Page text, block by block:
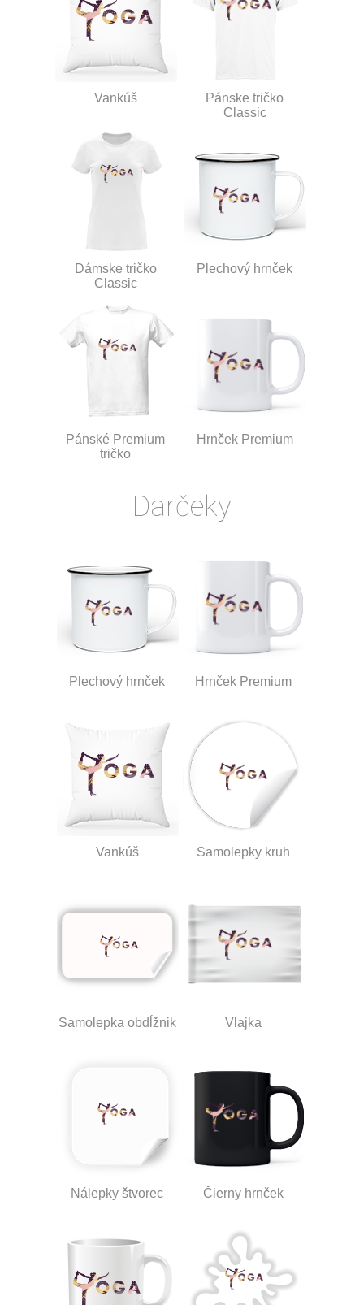
Vankúš
Pánske tričko
Classic
Dámske tričko
Classic
Plechový hrnček
Pánské Premium
tričko
Hrnček Premium
Darčeky
Plechový hrnček Hrnček Premium
Vankúš Samolepky kruh
Samolepka obdĺžnik Vlajka
Nálepky štvorec Čierny hrnček